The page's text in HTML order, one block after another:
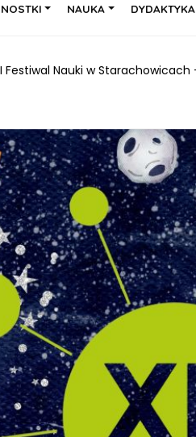
NAUKA DYDAKTYKA
Festiwal Nauki w